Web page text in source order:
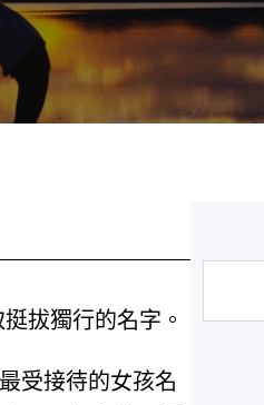
拔獨行的名字。
受接待的女孩名
尋